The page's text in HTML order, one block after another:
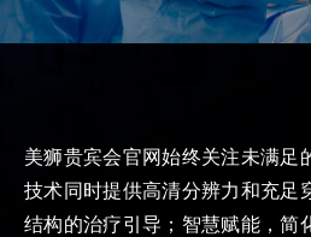
美狮贵宾会官网始终关注未满足
技术同时提供高清分辨力和充足
结构的治疗引导；智慧赋能，简